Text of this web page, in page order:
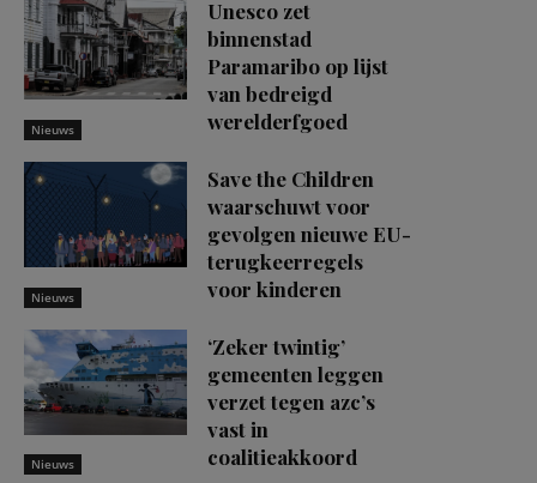
Nieuws
Unesco zet
binnenstad
Paramaribo op lijst
van bedreigd
werelderfgoed
Nieuws
Save the Children
waarschuwt voor
gevolgen nieuwe EU-
terugkeerregels
voor kinderen
Nieuws
‘Zeker twintig’
gemeenten leggen
verzet tegen azc’s
vast in
coalitieakkoord